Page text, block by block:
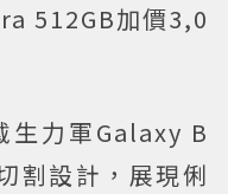
512GB加價3,0
生力軍Galaxy B
割設計，展現俐